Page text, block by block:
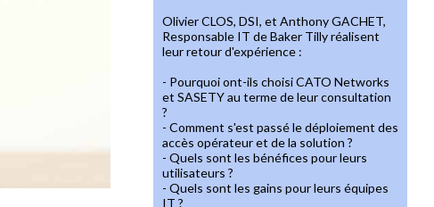
Olivier CLOS, DSI, et Anthony GACHET,
Responsable IT de Baker Tilly réalisent
leur retour d'expérience :
- Pourquoi ont-ils choisi CATO Networks
et SASETY au terme de leur consultation
?
- Comment s'est passé le déploiement des
accès opérateur et de la solution ?
- Quels sont les bénéfices pour leurs
utilisateurs ?
- Quels sont les gains pour leurs équipes
IT ?